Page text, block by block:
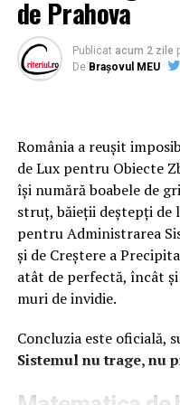
Nu a fost serviciu secret
postdecembrista decat
Protectie si
Justitiei, care de la bun
oficial pentru aparitia
perioada in care
carierele magistratilor,
Numai ca SIPA a
intempestiv, dupa ce
nu mai putin de 3.000
tot atatia magistrati din
destructurare a SIPA a
preluare a arhivei
”haos” generalizat au
de Prahova
Publicat acum 2 zile
De Brașovul MEU
România a reușit
de Lux pentru Obiecte
își numără boabele de
struț, băieții deștepți de
pentru Administrarea
și de Creștere a
atât de perfectă, încât
muri de invidie.
Concluzia este oficială,
Sistemul nu trage, nu